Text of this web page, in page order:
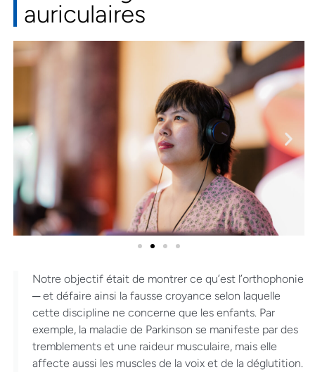
auriculaires
Notre objectif était de montrer ce qu’est l’orthophonie
─ et défaire ainsi la fausse croyance selon laquelle
cette discipline ne concerne que les enfants. Par
exemple, la maladie de Parkinson se manifeste par des
tremblements et une raideur musculaire, mais elle
affecte aussi les muscles de la voix et de la déglutition.